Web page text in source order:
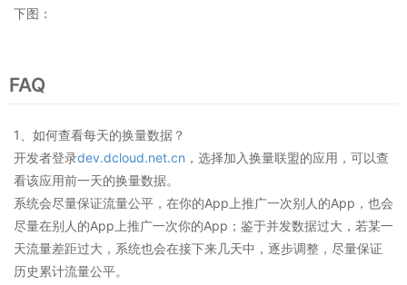
下图：
FAQ
1、如何查看每天的换量数据？
开发者登录dev.dcloud.net.cn ，选择加入换量联盟的应用，可以查
看该应用前一天的换量数据。
系统会尽量保证流量公平，在你的App上推广一次别人的App，也会
尽量在别人的App上推广一次你的App；鉴于并发数据过大，若某一
天流量差距过大，系统也会在接下来几天中，逐步调整，尽量保证
历史累计流量公平。